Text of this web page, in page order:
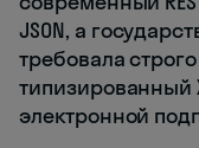
JSON, а
требовала строго
типизированный
электронной